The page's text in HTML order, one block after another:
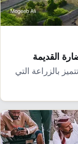
القديمة
بالزراعة التي